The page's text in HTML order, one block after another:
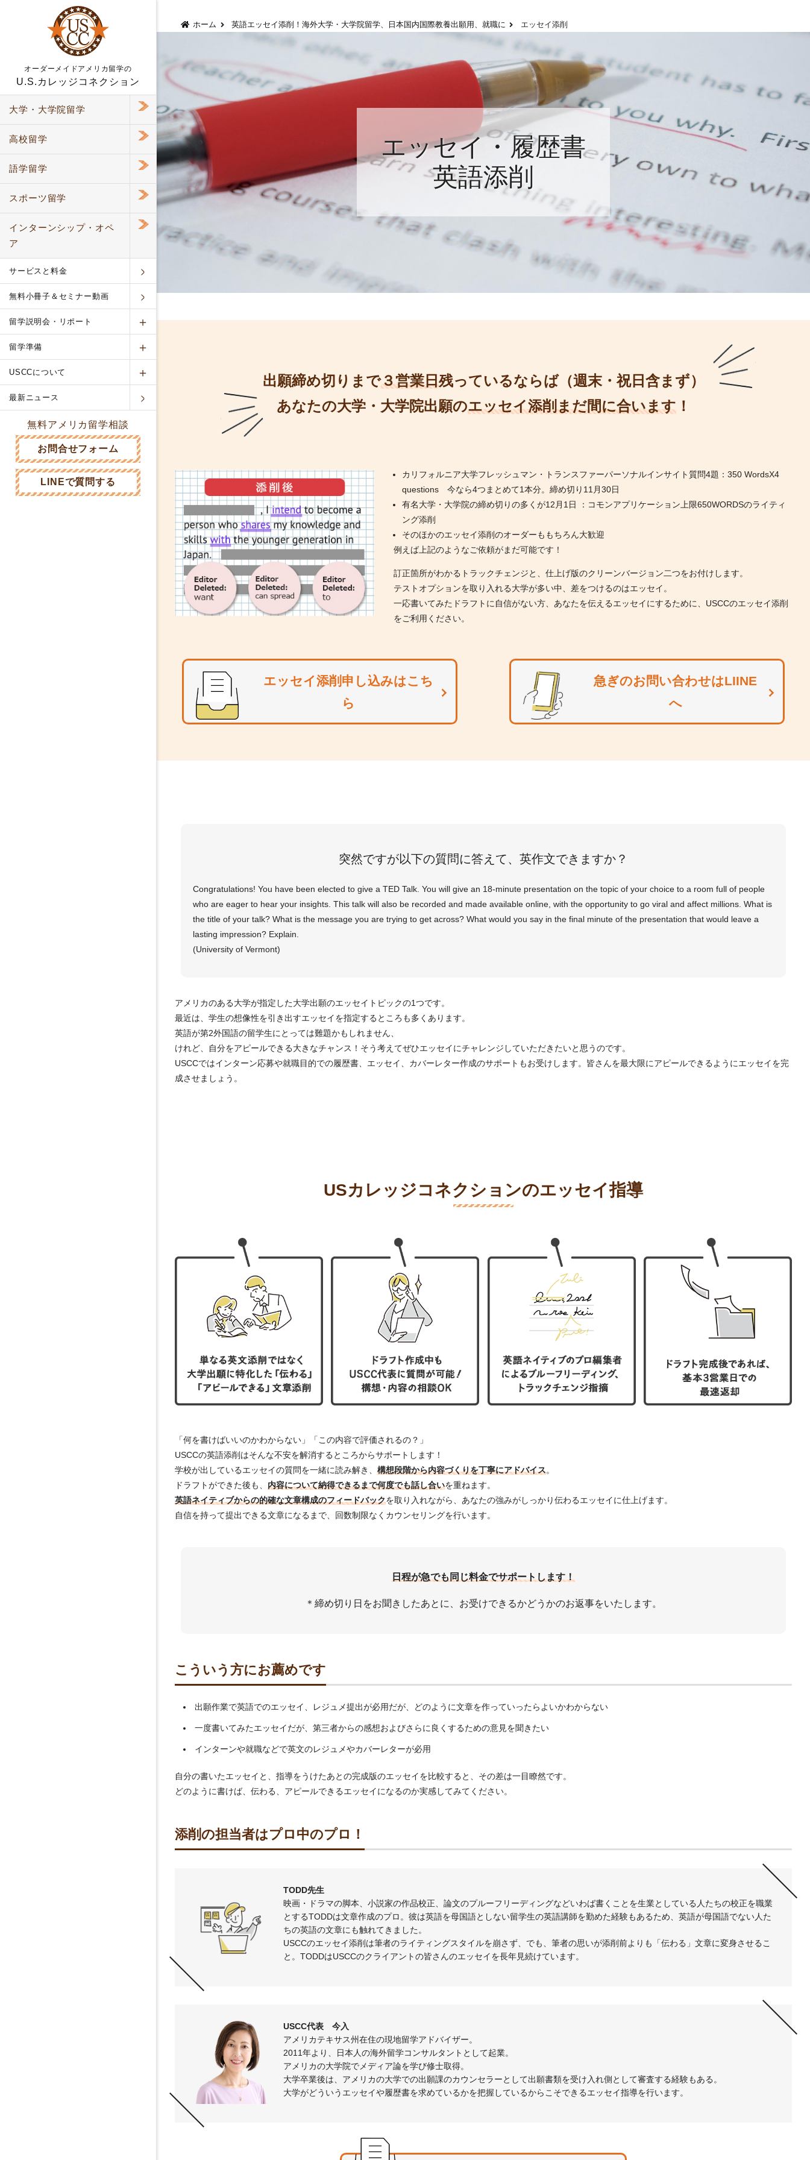
ス
キ
ッ
オーダーメイドアメリカ留学の
U.S.カレッジコネクション
大学・大学院留学
高校留学
語学留学
スポーツ留学
インターンシップ ・オペ
ア
サービスと料金
無料小冊子＆セミナー動画
留学説明会・リポート
留学準備
USCCについて
最新ニュース
無料アメリカ留学相談
お問合せフォーム
LINEで質問する
ホーム 英語エッセイ添削！海外大学・大学院留学、日本国内国際教養出願用、就職に エッセイ添削
エッセイ・履歴書
英語添削
出願締め切りまで３営業日残っているならば（週末・祝日含まず）
あなたの大学・大学院出願のエッセイ添削まだ間に合います ！
カリフォルニア大学フレッシュマン・トランスファーパーソナルインサイト質問4題：350 WordsX4
questions 今なら4つまとめて1本分。締め切り11月30日
有名大学・大学院の締め切りの多くが12月1日 ：コモンアプリケーション上限650WORDSのライティ
ング添削
そのほかのエッセイ添削のオーダーももちろん大歓迎
例えば上記のようなご依頼がまだ可能です！
訂正箇所がわかるトラックチェンジと、仕上げ版のクリーンバージョン二つをお付けします。
テストオプションを取り入れる大学が多い中、差をつけるのはエッセイ。
一応書いてみたドラフトに自信がない方、あなたを伝えるエッセイにするために、USCCのエッセイ添削
をご利用ください。
エッセイ添削申し込みはこち
ら
急ぎのお問い合わせはLIINE
へ
突然ですが以下の質問に答えて、英作文できますか？
Congratulations! You have been elected to give a TED Talk. You will give an 18-minute presentation on the topic of your choice to a room full of people
who are eager to hear your insights. This talk will also be recorded and made available online, with the opportunity to go viral and affect millions. What is
the title of your talk? What is the message you are trying to get across? What would you say in the final minute of the presentation that would leave a
lasting impression? Explain.
(University of Vermont)
アメリカのある大学が指定した大学出願のエッセイトピックの1つです。
最近は、学生の想像性を引き出すエッセイを指定するところも多くあります。
英語が第2外国語の留学生にとっては難題かもしれません、
けれど、自分をアピールできる大きなチャンス！そう考えてぜひエッセイにチャレンジしていただきたいと思うのです。
USCCではインターン応募や就職目的での履歴書、エッセイ、カバーレター作成のサポートもお受けします。皆さんを最大限にアピールできるようにエッセイを完
成させましょう。
USカレッジコネクションのエッセイ指導
「何を書けばいいのかわからない」「この内容で評価されるの？」
USCCの英語添削はそんな不安を解消するところからサポートします！
学校が出しているエッセイの質問を一緒に読み解き、 構想段階から内容づくりを丁寧にアドバイス。
ドラフトができた後も、 内容について納得できるまで何度でも話し合いを重ねます。
英語ネイティブからの的確な文章構成のフィードバックを取り入れながら、あなたの強みがしっかり伝わるエッセイに仕上げます。
自信を持って提出できる文章になるまで、回数制限なくカウンセリングを行います。
日程が急でも同じ料金でサポートします！
＊締め切り日をお聞きしたあとに、お受けできるかどうかのお返事をいたします。
こういう方にお薦めです
出願作業で英語でのエッセイ、レジュメ提出が必用だが、どのように文章を作っていったらよいかわからない
一度書いてみたエッセイだが、第三者からの感想およびさらに良くするための意見を聞きたい
インターンや就職などで英文のレジュメやカバーレターが必用
自分の書いたエッセイと、指導をうけたあとの完成版のエッセイを比較すると、その差は一目瞭然です。
どのように書けば、伝わる、アピールできるエッセイになるのか実感してみてください。
添削の担当者はプロ中のプロ！
TODD先生
映画・ドラマの脚本、小説家の作品校正、論文のプルーフリーディングなどいわば書くことを生業としている人たちの校正を職業
とするTODDは文章作成のプロ。彼は英語を母国語としない留学生の英語講師を勤めた経験もあるため、英語が母国語でない人た
ちの英語の文章にも触れてきました。
USCCのエッセイ添削は筆者のライティングスタイルを崩さず、でも、筆者の思いが添削前よりも「伝わる」文章に変身させるこ
と。TODDはUSCCのクライアントの皆さんのエッセイを長年見続けています。
USCC代表 今入
アメリカテキサス州在住の現地留学アドバイザー。
2011年より、日本人の海外留学コンサルタントとして起業。
アメリカの大学院でメディア論を学び修士取得。
大学卒業後は、アメリカの大学での出願課のカウンセラーとして出願書類を受け入れ側として審査する経験もある。
大学がどういうエッセイや履歴書を求めているかを把握しているからこそできるエッセイ指導を行います。